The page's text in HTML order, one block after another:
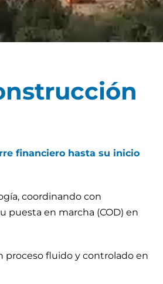
financiero hasta su inicio
coordinando con
puesta en marcha (COD) en
proceso fluido y controlado en